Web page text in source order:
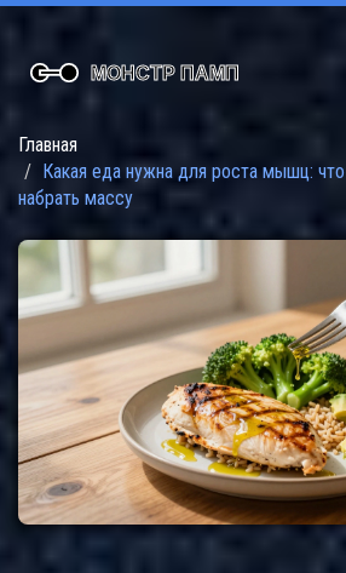
Главная
Какая еда нужна для роста мышц:
набрать массу